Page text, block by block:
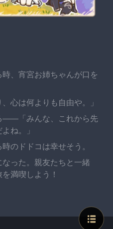
、宵宮お姉ちゃんが口を
心は何よりも自由や。」
——「みんな、これから先
ね。」
のドドコは幸せそう。
った。親友たちと一緒
満喫しよう！